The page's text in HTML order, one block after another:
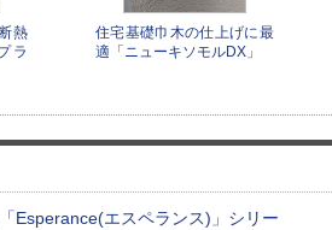
熱
ラ
住宅基礎巾木の仕上げに最
適「ニューキソモルDX」
Esperance(エスペランス)」シリー